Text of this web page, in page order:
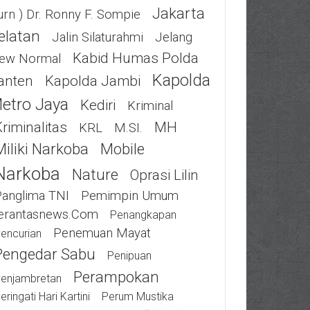
) Dr. Ronny F. Sompie
Jakarta
Jalin Silaturahmi
Jelang
Normal
Kabid Humas Polda
Kapolda Jambi
Kapolda
Jaya
Kediri Kriminal
KRL M.SI. MH
Narkoba Mobile
Nature Oprasi Lilin
TNI
Pemimpin Umum
Penangkapan
Penemuan Mayat
Sabu
Penipuan
Perampokan
Hari Kartini
Perum Mustika